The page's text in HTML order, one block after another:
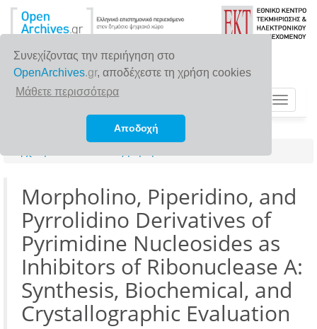
Συνεχίζοντας την περιήγηση στο
OpenArchives.gr, αποδέχεστε τη χρήση cookies
Μάθετε περισσότερα
Αποδοχή
Toggle
Morpholino, Piperidino, and
Pyrrolidino Derivatives of
Pyrimidine Nucleosides as
Inhibitors of Ribonuclease A:
Synthesis, Biochemical, and
Crystallographic Evaluation